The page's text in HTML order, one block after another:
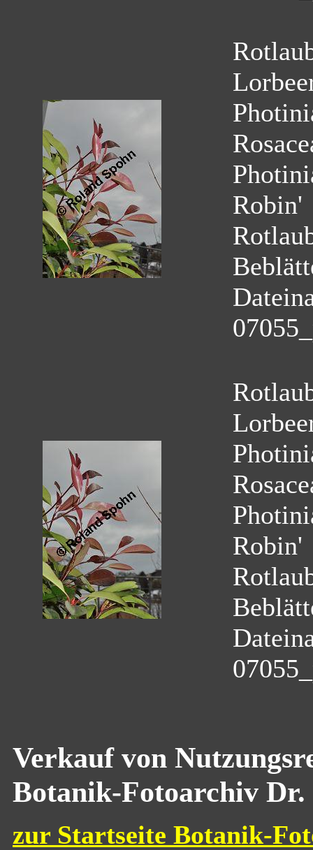
Robin'
Robin'
Verkauf von
Botanik-Fotoarchiv Dr.
zur Startseite Botanik-